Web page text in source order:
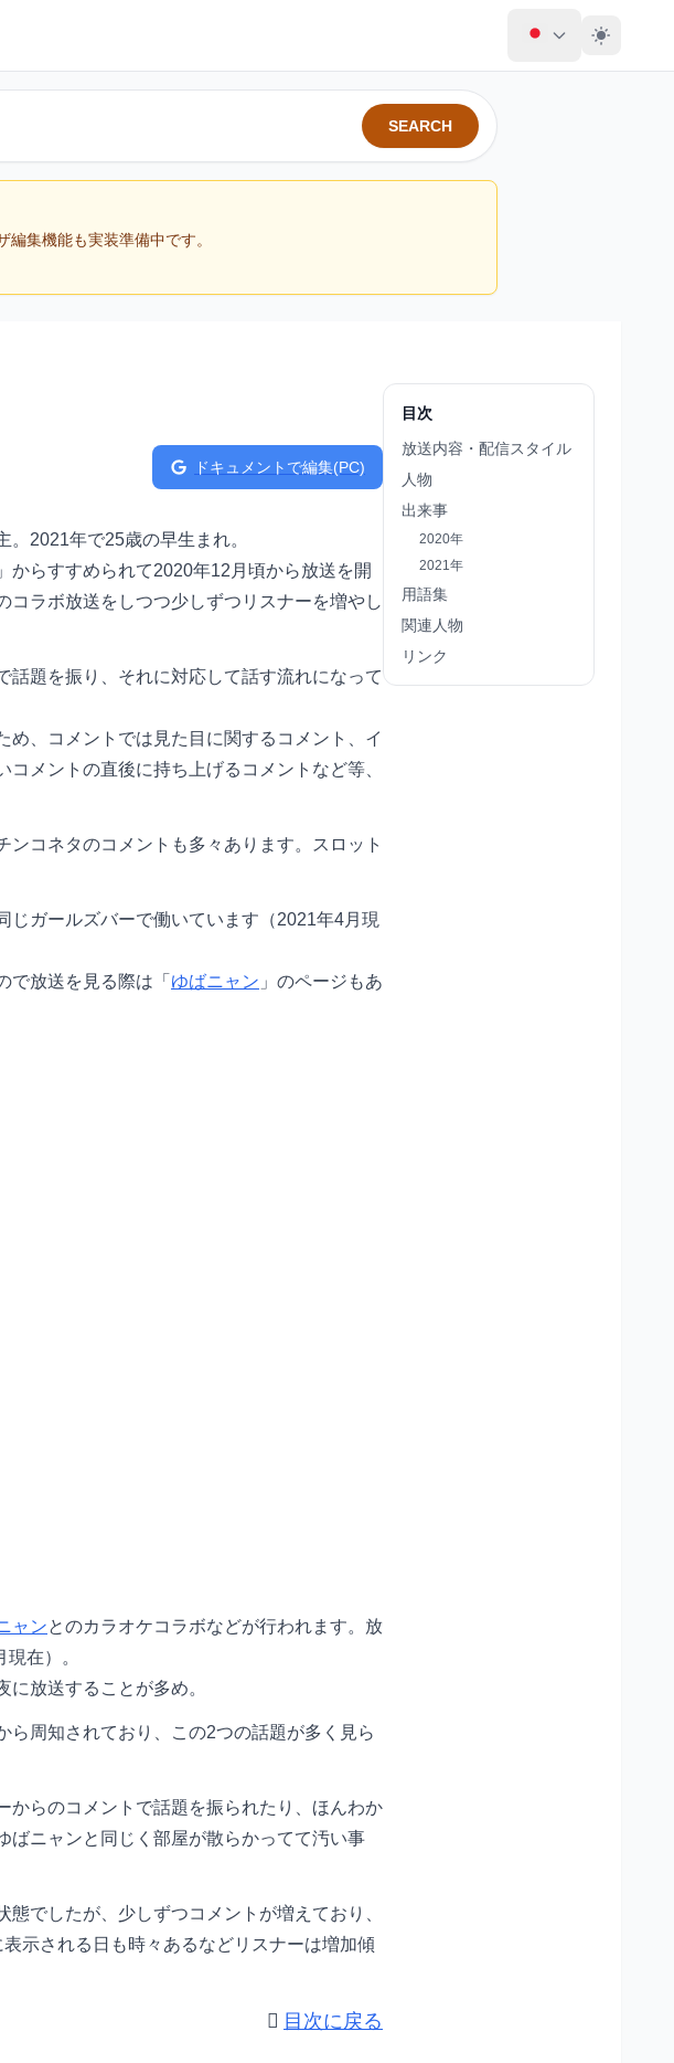
SEARCH
集機能も実装準備中です。
ドキュメントで編集(PC)
2021年で25歳の早生まれ。
」からすすめられて2020年12月頃から放送を開
ラボ放送をしつつ少しずつリスナーを増やし
題を振り、それに対応して話す流れになって
、コメントでは見た目に関するコメント、イ
メントの直後に持ち上げるコメントなど等、
コネタのコメントも多々あります。スロット
ガールズバーで働いています（2021年4月現
で放送を見る際は「 ゆばニャン 」のページもあ
ャンとのカラオケコラボなどが行われます。放
在）。
放送することが多め。
周知されており、この2つの話題が多く見ら
からのコメントで話題を振られたり、ほんわか
ばニャンと同じく部屋が散らかってて汚い事
でしたが、少しずつコメントが増えており、
示される日も時々あるなどリスナーは増加傾
目次に戻る
目次
放送内容・配信スタイル
人物
出来事
2020年
2021年
用語集
関連人物
リンク